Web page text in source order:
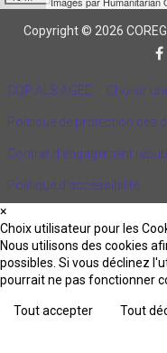
Copyright © 2026 COREG
CQP ALS AGEE Choisir
Politique de protection des
Contrat d'engagement
Politique d’accessibilité
×
Choix utilisateur pour les
Nous utilisons des cookies
possibles. Si vous déclinez
pourrait ne pas fonctionner
Tout accepter Tout